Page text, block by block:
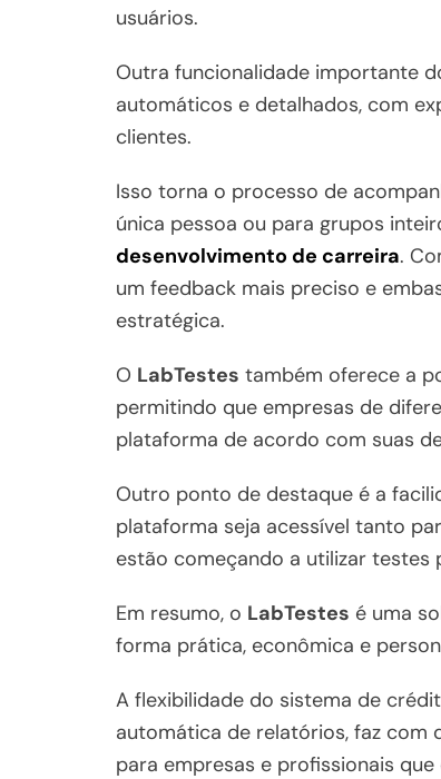
usuários.
Outra funcionalidade importante
automáticos e detalhados, com
clientes.
Isso torna o processo de
única pessoa ou para grupos
desenvolvimento de carreira.
um feedback mais preciso e
estratégica.
O LabTestes também oferece a
permitindo que empresas de
plataforma de acordo com suas
Outro ponto de destaque é a
plataforma seja acessível tanto
estão começando a utilizar testes
Em resumo, o LabTestes é uma
forma prática, econômica e
A flexibilidade do sistema de
automática de relatórios, faz com
para empresas e profissionais